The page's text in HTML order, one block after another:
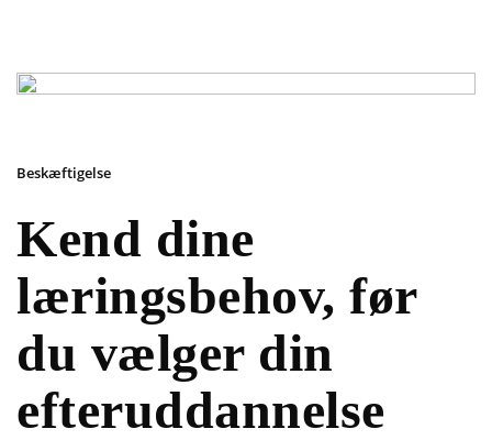
Kend dine
læringsbehov, før
du vælger din
efteruddannelse
Beskæftigelse